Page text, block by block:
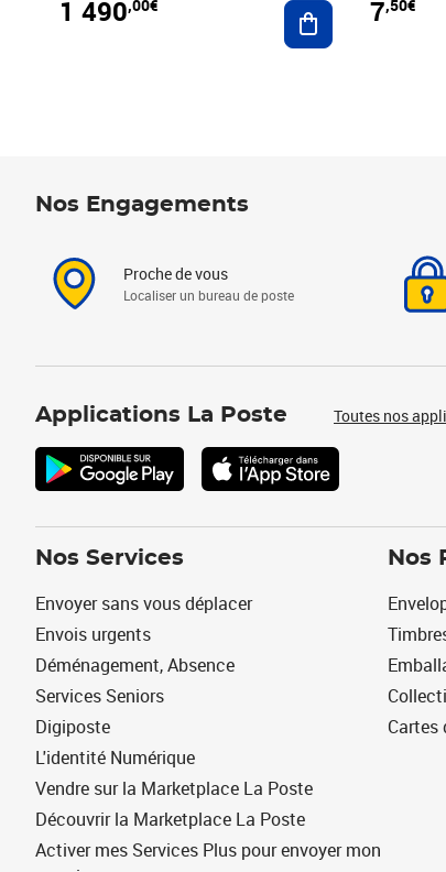
1 490,00€ Ajouter au panier
7,50€
Nos Engagements
Proche de vous
Localiser un bureau de poste
Applications La Poste Toutes nos
Nos Services
Envoyer sans vous déplacer
Envois urgents
Déménagement, Absence
Services Seniors
Digiposte
L'identité Numérique
Vendre sur la Marketplace La Poste
Découvrir la Marketplace La Poste
Activer mes Services Plus pour envoyer mon
Nos
Cartes